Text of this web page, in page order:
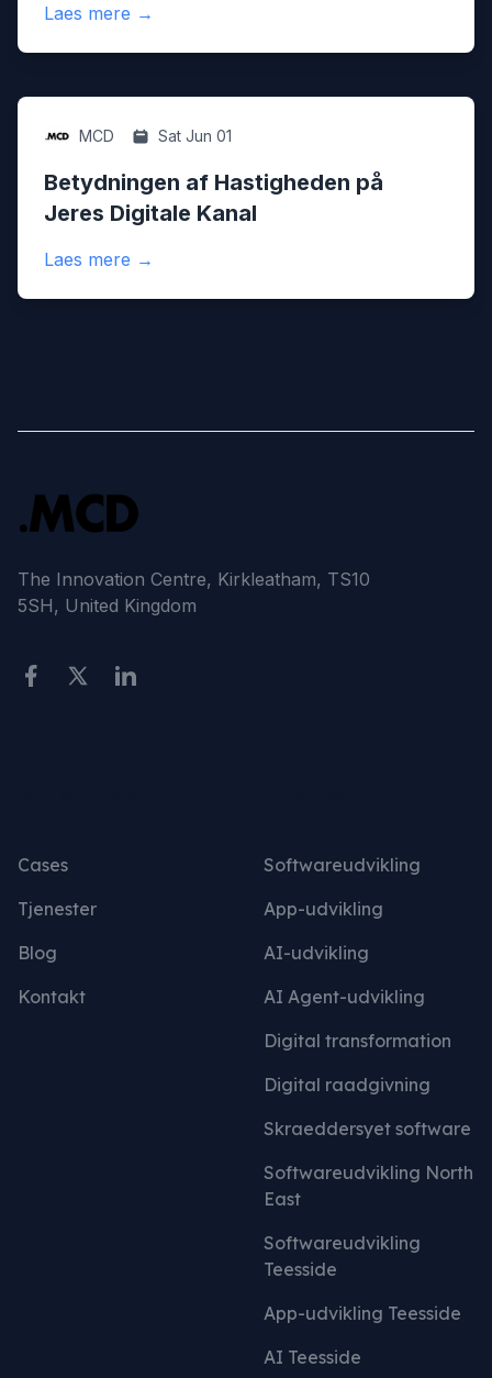
Laes mere Online samarbejde på arbejdspladsen
→
DigitalMCD Sat Jun 01
Betydningen af Hastigheden på
Jeres Digitale Kanal
Laes mere Betydningen af Hastigheden på Jeres
→
The Innovation Centre, Kirkleatham, TS10
5SH, United Kingdom
Cases
Tjenester
Blog
Kontakt
Softwareudvikling
App-udvikling
AI-udvikling
AI Agent-udvikling
Digital transformation
Digital raadgivning
Skraeddersyet software
Softwareudvikling North
East
Softwareudvikling
Teesside
App-udvikling Teesside
AI Teesside